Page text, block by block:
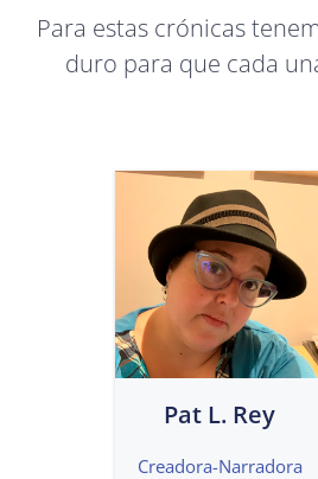
Para estas crónicas
duro para que cada
Pat L. Rey
Creadora-Narradora